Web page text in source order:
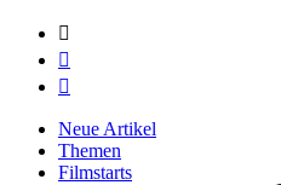



Neue Artikel
Themen
Filmstarts